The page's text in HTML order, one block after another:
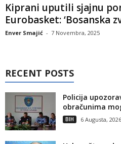
Kiprani uputili sjajnu
Eurobasket: ‘Bosanska
Enver Smajić - 7 Novembra, 2025
RECENT POSTS
Policija
obračunima
BIH 6 Augusta, 2026